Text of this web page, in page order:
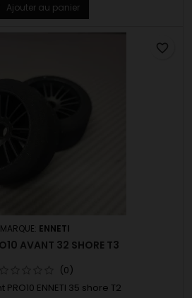
Ajouter au panier
MARQUE: ENNETI
AVANT 32 SHORE T3
(0)
ENNETI 35 shore T2
favorite_border